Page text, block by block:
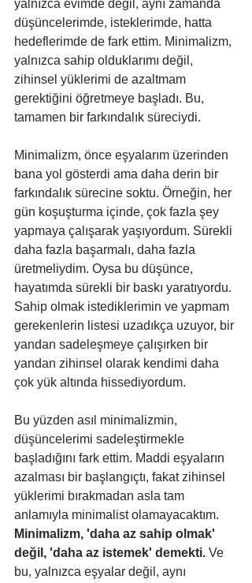
yalnızca evimde değil, aynı zamanda
düşüncelerimde, isteklerimde, hatta
hedeflerimde de fark ettim. Minimalizm,
yalnızca sahip olduklarımı değil,
zihinsel yüklerimi de azaltmam
gerektiğini öğretmeye başladı. Bu,
tamamen bir farkındalık süreciydi.
Minimalizm, önce eşyalarım üzerinden
bana yol gösterdi ama daha derin bir
farkındalık sürecine soktu. Örneğin, her
gün koşuşturma içinde, çok fazla şey
yapmaya çalışarak yaşıyordum. Sürekli
daha fazla başarmalı, daha fazla
üretmeliydim. Oysa bu düşünce,
hayatımda sürekli bir baskı yaratıyordu.
Sahip olmak istediklerimin ve yapmam
gerekenlerin listesi uzadıkça uzuyor, bir
yandan sadeleşmeye çalışırken bir
yandan zihinsel olarak kendimi daha
çok yük altında hissediyordum.
Bu yüzden asıl minimalizmin,
düşüncelerimi sadeleştirmekle
başladığını fark ettim. Maddi eşyaların
azalması bir başlangıçtı, fakat zihinsel
yüklerimi bırakmadan asla tam
anlamıyla minimalist olamayacaktım.
Minimalizm, 'daha az sahip olmak'
değil, 'daha az istemek' demekti. Ve
bu, yalnızca eşyalar değil, aynı